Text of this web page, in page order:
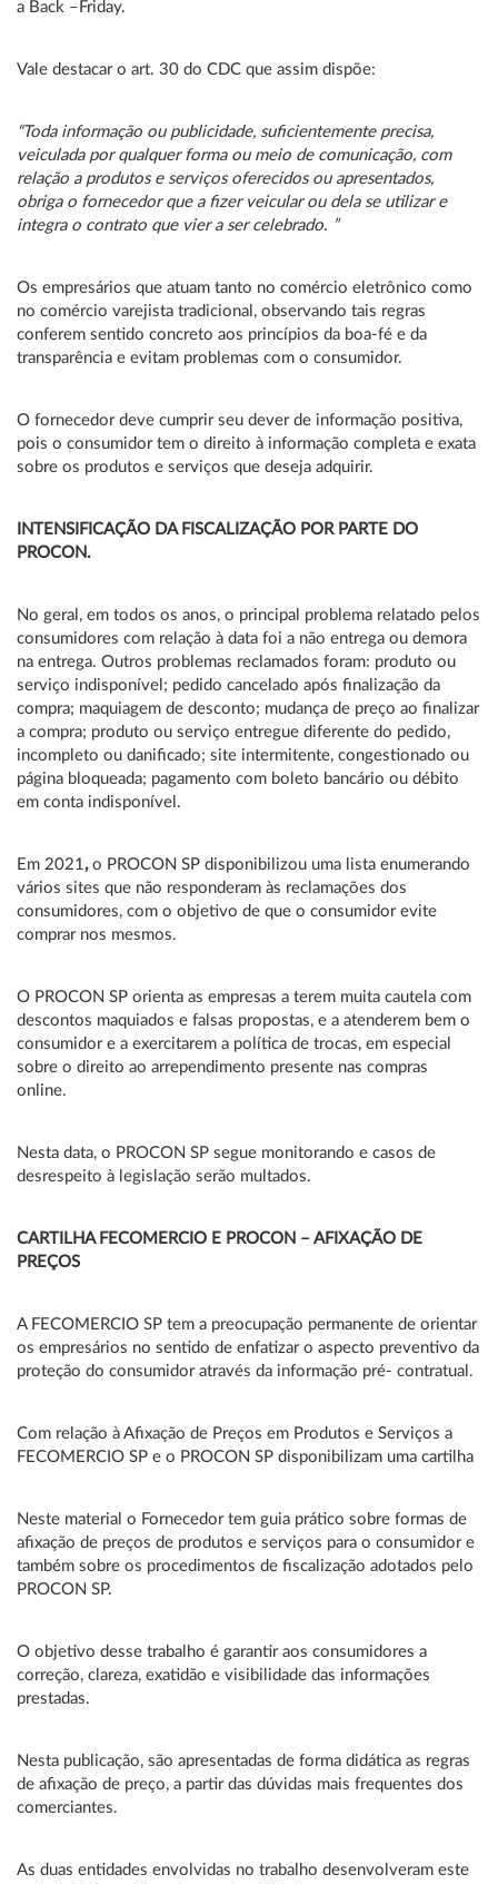
a Back –Friday.
Vale destacar o art. 30 do CDC que assim dispõe:
“Toda informação ou publicidade, suficientemente precisa,
veiculada por qualquer forma ou meio de comunicação, com
relação a produtos e serviços oferecidos ou apresentados,
obriga o fornecedor que a fizer veicular ou dela se utilizar e
integra o contrato que vier a ser celebrado. ”
Os empresários que atuam tanto no comércio eletrônico como
no comércio varejista tradicional, observando tais regras
conferem sentido concreto aos princípios da boa-fé e da
transparência e evitam problemas com o consumidor.
O fornecedor deve cumprir seu dever de informação positiva,
pois o consumidor tem o direito à informação completa e exata
sobre os produtos e serviços que deseja adquirir.
INTENSIFICAÇÃO DA FISCALIZAÇÃO POR PARTE DO
PROCON.
No geral, em todos os anos, o principal problema relatado pelos
consumidores com relação à data foi a não entrega ou demora
na entrega. Outros problemas reclamados foram: produto ou
serviço indisponível; pedido cancelado após finalização da
compra; maquiagem de desconto; mudança de preço ao finalizar
a compra; produto ou serviço entregue diferente do pedido,
incompleto ou danificado; site intermitente, congestionado ou
página bloqueada; pagamento com boleto bancário ou débito
em conta indisponível.
Em 2021, o PROCON SP disponibilizou uma lista enumerando
vários sites que não responderam às reclamações dos
consumidores, com o objetivo de que o consumidor evite
comprar nos mesmos.
O PROCON SP orienta as empresas a terem muita cautela com
descontos maquiados e falsas propostas, e a atenderem bem o
consumidor e a exercitarem a política de trocas, em especial
sobre o direito ao arrependimento presente nas compras
online.
Nesta data, o PROCON SP segue monitorando e casos de
desrespeito à legislação serão multados.
CARTILHA FECOMERCIO E PROCON – AFIXAÇÃO DE
PREÇOS
A FECOMERCIO SP tem a preocupação permanente de orientar
os empresários no sentido de enfatizar o aspecto preventivo da
proteção do consumidor através da informação pré- contratual.
Com relação à Afixação de Preços em Produtos e Serviços a
FECOMERCIO SP e o PROCON SP disponibilizam uma cartilha
Neste material o Fornecedor tem guia prático sobre formas de
afixação de preços de produtos e serviços para o consumidor e
também sobre os procedimentos de fiscalização adotados pelo
PROCON SP.
O objetivo desse trabalho é garantir aos consu­midores a
correção, clareza, exatidão e visibilidade das informações
prestadas.
Nesta publicação, são apresentadas de forma didática as regras
de afi­xação de preço, a partir das dúvidas mais frequen­tes dos
comerciantes.
As duas entidades envolvidas no trabalho desenvolve­ram este